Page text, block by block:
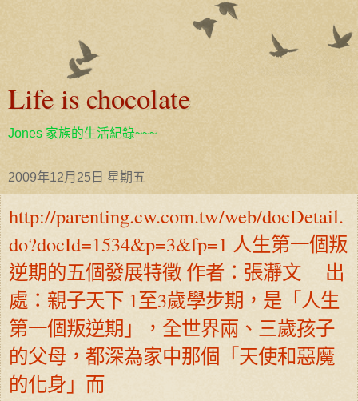
Life is chocolate
Jones 家族的生活紀錄~~~
2009年12月25日 星期五
http://parenting.cw.com.tw/web/docDetail.
do?docId=1534&p=3&fp=1 人生第一個叛
逆期的五個發展特徵 作者：張瀞文 出
處：親子天下 1至3歲學步期，是「人生
第一個叛逆期」，全世界兩、三歲孩子
的父母，都深為家中那個「天使和惡魔
的化身」而